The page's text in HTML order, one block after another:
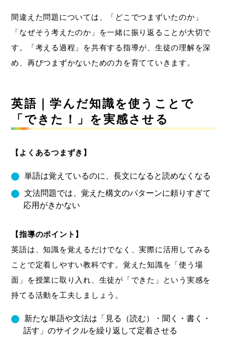
間違えた問題については、「どこでつまずいたのか」
「なぜそう考えたのか」を一緒に振り返ることが大切で
す。「考える過程」を共有する指導が、生徒の理解を深
め、再びつまずかないための力を育てていきます。
英語｜学んだ知識を使うことで
「できた！」を実感させる
【よくあるつまずき】
単語は覚えているのに、長文になると読めなくなる
文法問題では、覚えた構文のパターンに頼りすぎて
応用がきかない
【指導のポイント】
英語は、知識を覚えるだけでなく、実際に活用してみる
ことで定着しやすい教科です。覚えた知識を「使う場
面」を授業に取り入れ、生徒が「できた」という実感を
持てる活動を工夫しましょう。
新たな単語や文法は「見る（読む）・聞く・書く・
話す」のサイクルを繰り返して定着させる